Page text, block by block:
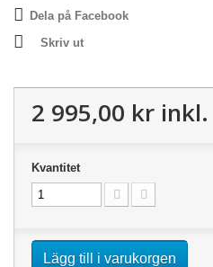
Dela på Facebook
Skriv ut
2 995,00 kr inkl.
Kvantitet
Lägg till i varukorgen